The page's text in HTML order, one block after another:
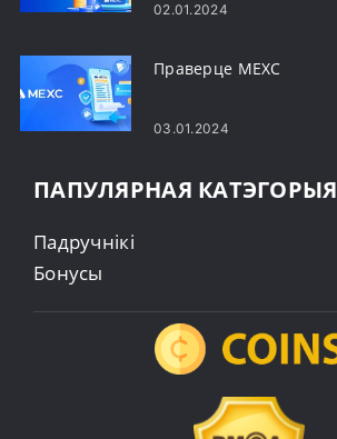
02.01.2024
Праверце MEXC
03.01.2024
ПАПУЛЯРНАЯ КАТЭГОРЫЯ
Падручнікі
Бонусы